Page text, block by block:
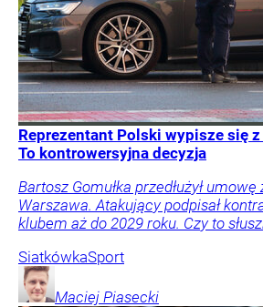
Reprezentant Polski wypisze się z
To kontrowersyjna decyzja
Bartosz Gomułka przedłużył
Warszawa. Atakujący podpisał
klubem aż do 2029 roku. Czy to
SiatkówkaSport
Maciej Piasecki